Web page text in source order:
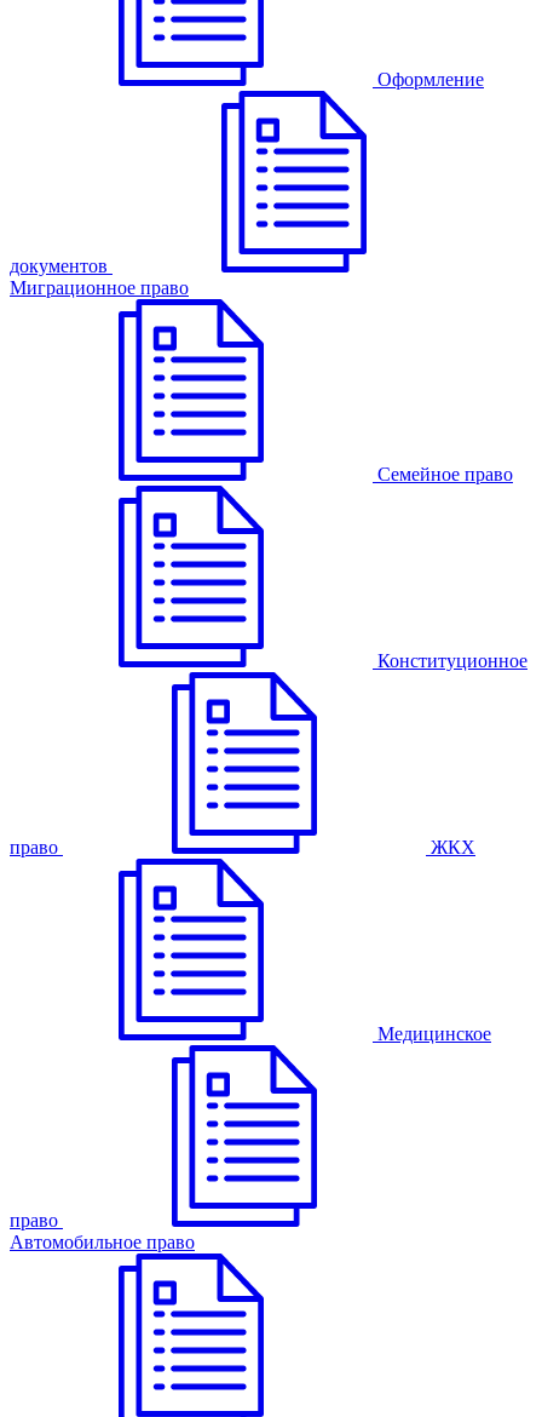
Оформление
документов
Миграционное право
Семейное право
Конституционное
право ЖКХ
Медицинское
право
Автомобильное право